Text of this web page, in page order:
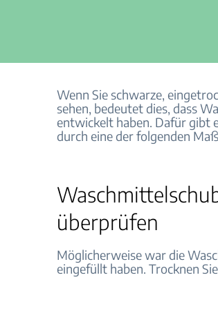
Wenn Sie schwarze,
sehen, bedeutet dies, dass
entwickelt haben. Dafür gibt
durch eine der folgenden
überprüfen
Möglicherweise war die
eingefüllt haben. Trocknen